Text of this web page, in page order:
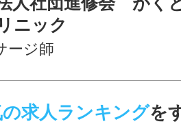
ニック
ージ師
の求人ランキングを